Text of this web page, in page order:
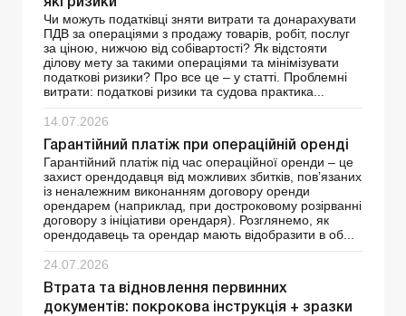
які ризики
Чи можуть податківці зняти витрати та донарахувати
ПДВ за операціями з продажу товарів, робіт, послуг
за ціною, нижчою від собівартості? Як відстояти
ділову мету за такими операціями та мінімізувати
податкові ризики? Про все це – у статті. Проблемні
витрати: податкові ризики та судова практика...
14.07.2026
Гарантійний платіж при операційній оренді
Гарантійний платіж під час операційної оренди – це
захист орендодавця від можливих збитків, пов’язаних
із неналежним виконанням договору оренди
орендарем (наприклад, при достроковому розірванні
договору з ініціативи орендаря). Розглянемо, як
орендодавець та орендар мають відобразити в об...
24.07.2026
Втрата та відновлення первинних
документів: покрокова інструкція + зразки